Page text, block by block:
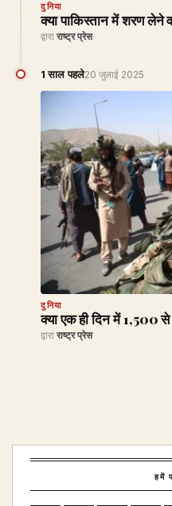
दुनिया
क्या पाकिस्तान में शरण लेने
द्वारा राष्ट्र प्रेस
1 साल पहले20 जुलाई 2025
दुनिया
क्या एक ही दिन में 1,500
द्वारा राष्ट्र प्रेस
हमें